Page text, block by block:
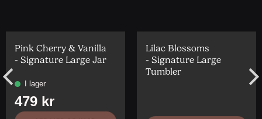
Pink Cherry & Vanilla
- Signature Large Jar
Lilac Blossoms
- Signature Large
Tumbler